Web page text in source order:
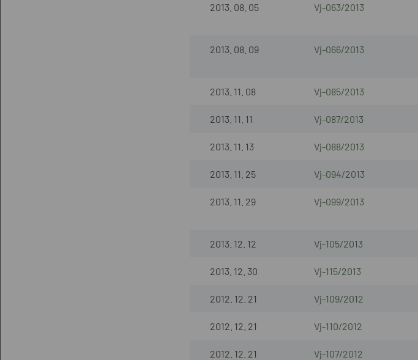
2013. 08. 05 Vj-063/2013
2013. 08. 09 Vj-066/2013
2013. 11. 08 Vj-085/2013
2013. 11. 11 Vj-087/2013
2013. 11. 13 Vj-088/2013
2013. 11. 25 Vj-094/2013
2013. 11. 29 Vj-099/2013
2013. 12. 12 Vj-105/2013
2013. 12. 30 Vj-115/2013
2012. 12. 21 Vj-109/2012
2012. 12. 21 Vj-110/2012
2012. 12. 21 Vj-107/2012